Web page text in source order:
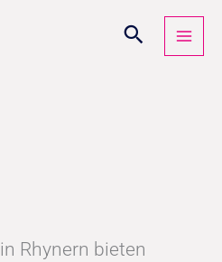
in Rhynern bieten